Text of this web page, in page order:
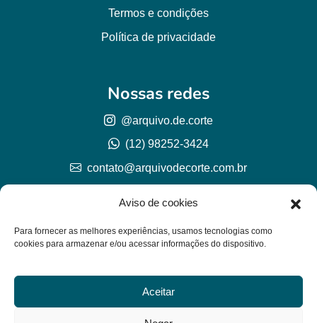
Aviso de cookies
Para fornecer as melhores experiências, usamos tecnologias como
cookies para armazenar e/ou acessar informações do dispositivo.
Aceitar
Termos e condições
Política de privacidade
© Arquivo de corte 2026
CNPJ 57.978.789/0001-77
Nossas redes
@arquivo.de.corte
(12) 98252-3424
contato@arquivodecorte.com.br